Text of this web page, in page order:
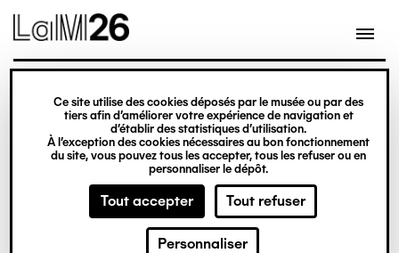
Gestion des cookies
Ce site utilise des cookies déposés par le musée ou par des
tiers afin d’améliorer votre expérience de navigation et
d’établir des statistiques d’utilisation.
À l’exception des cookies nécessaires au bon fonctionnement
du site, vous pouvez tous les accepter, tous les refuser ou en
personnaliser le dépôt.
Tout accepter Tout refuser
Personnaliser
contenu